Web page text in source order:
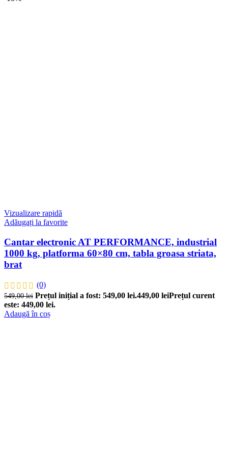
Vizualizare rapidă
Adăugați la favorite
Cantar electronic AT PERFORMANCE, industrial
1000 kg, platforma 60×80 cm, tabla groasa striata,
brat
(0)
549,00lei Prețul inițial a fost: 549,00 lei.449,00 leiPrețul curent
este: 449,00 lei.
Adaugă în coș